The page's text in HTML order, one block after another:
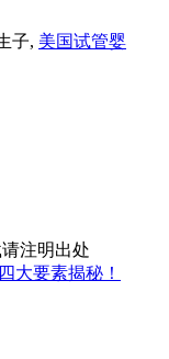
子, 美国试管婴
请注明出处
大要素揭秘！